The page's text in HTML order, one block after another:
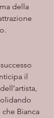
della
il
che Bianca